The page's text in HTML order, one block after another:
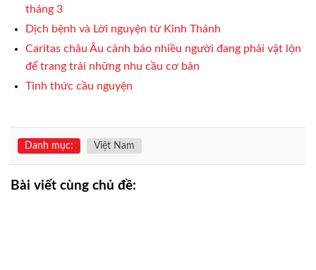
tháng 3
Dịch bệnh và Lời nguyện từ Kinh Thánh
Caritas châu Âu cảnh báo nhiều người đang phải vật lộn
để trang trải những nhu cầu cơ bản
Tỉnh thức cầu nguyện
Danh mục: Việt Nam
Bài viết cùng chủ đề: